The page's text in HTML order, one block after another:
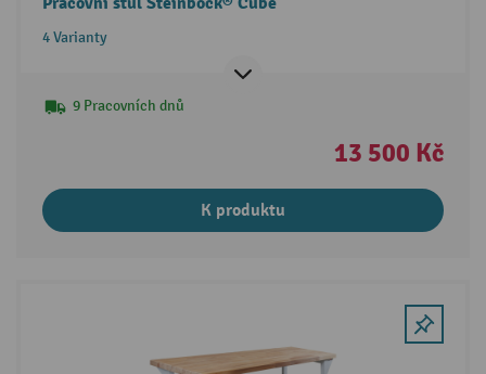
4 Varianty
9 Pracovních dnů
13 500 Kč
K produktu